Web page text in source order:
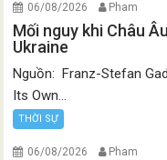
06/08/2026 Pham
Mối nguy khi Châu
Ukraine
Nguồn: Franz-Stefan
Its Own...
THỜI SỰ
06/08/2026 Pham